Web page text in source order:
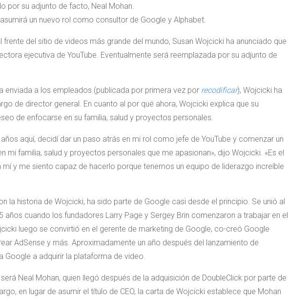
por su adjunto de facto, Neal Mohan.
un nuevo rol como consultor de Google y Alphabet.
frente del sitio de videos más grande del mundo, Susan Wojcicki ha anunciado que
ejecutiva de YouTube. Eventualmente será reemplazada por su adjunto de
enviada a los empleados (publicada por primera vez por recodificar), Wojcicki ha
de director general. En cuanto al por qué ahora, Wojcicki explica que su
de enfocarse en su familia, salud y proyectos personales.
aquí, decidí dar un paso atrás en mi rol como jefe de YouTube y comenzar un
mi familia, salud y proyectos personales que me apasionan», dijo Wojcicki. «Es el
y me siento capaz de hacerlo porque tenemos un equipo de liderazgo increíble
la historia de Wojcicki, ha sido parte de Google casi desde el principio. Se unió al
años cuando los fundadores Larry Page y Sergey Brin comenzaron a trabajar en el
luego se convirtió en el gerente de marketing de Google, co-creó Google
AdSense y más. Aproximadamente un año después del lanzamiento de
Google a adquirir la plataforma de video.
Neal Mohan, quien llegó después de la adquisición de DoubleClick por parte de
en lugar de asumir el título de CEO, la carta de Wojcicki establece que Mohan